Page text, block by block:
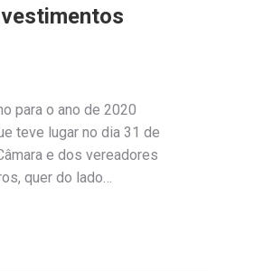
para o ano de 2020
teve lugar no dia 31 de
e dos vereadores
quer do lado…